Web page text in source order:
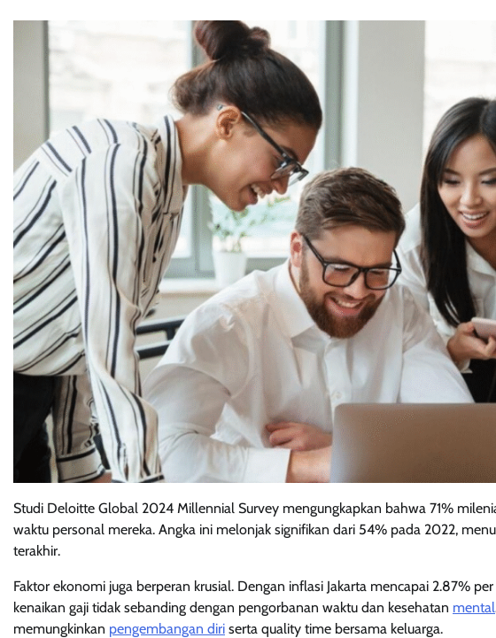
Studi Deloitte Global 2024 Millennial Survey mengungkapkan bahwa 71%
waktu personal mereka. Angka ini melonjak signifikan dari 54% pada 2022,
terakhir.
Faktor ekonomi juga berperan krusial. Dengan inflasi Jakarta mencapai 2.87%
kenaikan gaji tidak sebanding dengan pengorbanan waktu dan kesehatan mental
memungkinkan pengembangan diri serta quality time bersama keluarga.